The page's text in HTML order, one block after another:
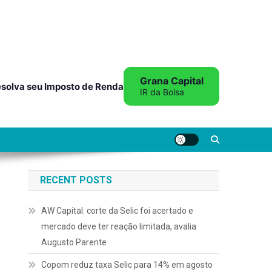
seu Imposto de Renda Grana Capital
IR da Bolsa
RECENT POSTS
AW Capital: corte da Selic foi acertado e
mercado deve ter reação limitada, avalia
Augusto Parente
Copom reduz taxa Selic para 14% em agosto